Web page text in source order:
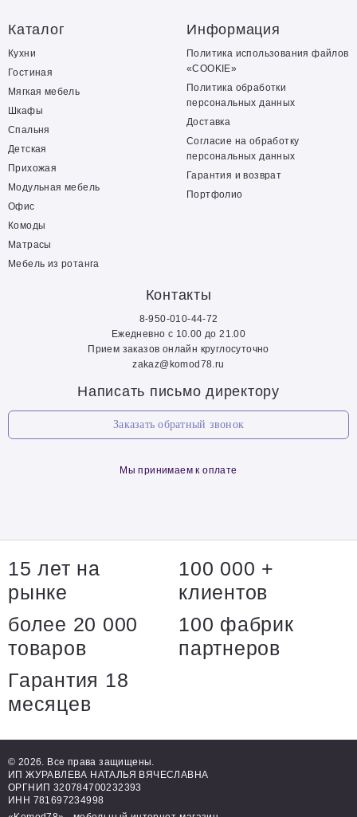
Каталог
Кухни
Гостиная
Мягкая мебель
Шкафы
Спальня
Детская
Прихожая
Модульная мебель
Офис
Комоды
Матрасы
Мебель из ротанга
Информация
Политика использования файлов
«COOKIE»
Политика обработки
персональных данных
Доставка
Согласие на обработку
персональных данных
Гарантия и возврат
Портфолио
Контакты
8-950-010-44-72
Ежедневно с 10.00 до 21.00
Прием заказов онлайн круглосуточно
zakaz@komod78.ru
Написать письмо директору
Заказать обратный звонок
Мы принимаем к оплате
15 лет на
рынке
100 000 +
клиентов
более 20 000
товаров
100 фабрик
партнеров
Гарантия 18
месяцев
© 2026. Все права защищены.
ИП ЖУРАВЛЕВА НАТАЛЬЯ ВЯЧЕСЛАВНА
ОРГНИП 320784700232393
ИНН 781697234998